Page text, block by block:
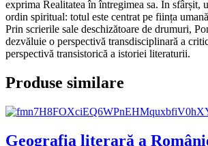
exprima Realitatea în întregimea sa. În sfârșit,
ordin spiritual: totul este centrat pe ființa
Prin scrierile sale deschizătoare de drumuri,
dezvăluie o perspectivă transdisciplinară a
perspectivă transistorică a istoriei literaturii.
Produse similare
Geografia literară a